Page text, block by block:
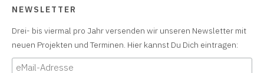
NEWSLETTER
Drei- bis viermal pro Jahr versenden wir unseren Newsletter mit
neuen Projekten und Terminen. Hier kannst Du Dich eintragen: